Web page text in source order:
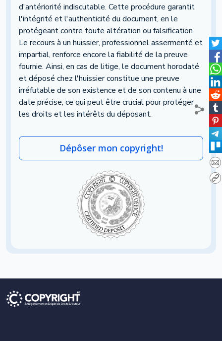
d'antériorité indiscutable. Cette procédure garantit
l'intégrité et l'authenticité du document, en le
protégeant contre toute altération ou falsification.
Le recours à un huissier, professionnel assermenté et
impartial, renforce encore la fiabilité de la preuve
fournie. Ainsi, en cas de litige, le document horodaté
et déposé chez l'huissier constitue une preuve
irréfutable de son existence et de son contenu à une
date précise, ce qui peut être crucial pour protéger
les droits et les intérêts du déposant.
Dépôser mon copyright!